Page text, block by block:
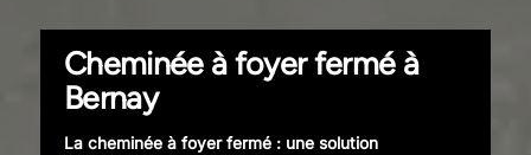
Cheminée à foyer fermé à
Bernay
La cheminée à foyer fermé : une solution